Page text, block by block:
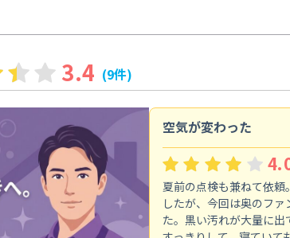
3.4 (9件)
空気が変わった
夏前の点検も兼ねて依
したが、今回は奥のフ
た。黒い汚れが大量に